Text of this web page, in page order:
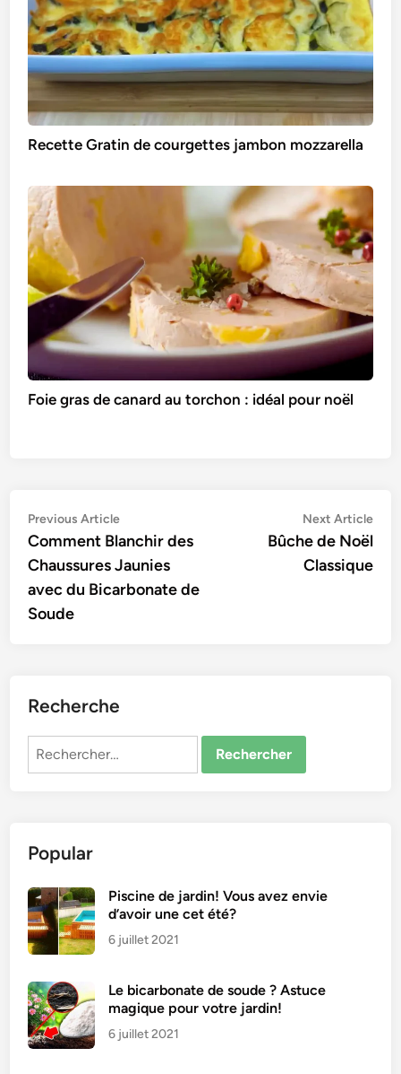
Recette Gratin de courgettes jambon mozzarella
Foie gras de canard au torchon : idéal pour noël
Navigation
de
l’article
Previous ArticlePrevious
article:
Comment Blanchir des
Chaussures Jaunies
avec du Bicarbonate de
Soude
Next Article
Bûche de Noël
Classique
Recherche
Rechercher :
Popular
Piscine de jardin! Vous avez envie
d’avoir une cet été?
6 juillet 2021
Le bicarbonate de soude ? Astuce
magique pour votre jardin!
6 juillet 2021